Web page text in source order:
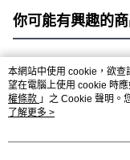
你可能有興趣的
熱門標籤
本網站中使用 cookie，欲查
望在電腦上使用 cookie 時
權條款 」之 Cookie 聲明。
用條款之 Cookie 聲明使用
了解更多 >